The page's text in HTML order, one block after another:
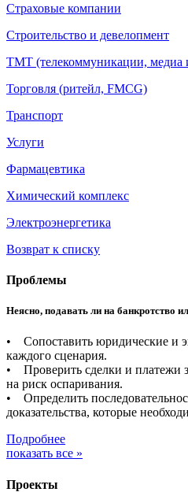
Страховые компании
Строительство и девелопмент
ТМТ (телекоммуникации, медиа
Торговля (ритейл, FMCG)
Транспорт
Услуги
Фармацевтика
Химический комплекс
Электроэнергетика
Возврат к списку
Проблемы
Неясно, подавать ли на банкротство
• Сопоставить юридические и
каждого сценария.
• Проверить сделки и платежи
на риск оспаривания.
• Определить
доказательства, которые
Подробнее
показать все »
Проекты